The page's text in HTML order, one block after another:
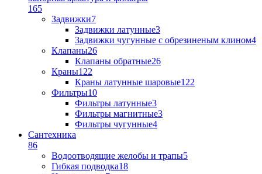
165
Задвижки7
Задвижки латунные3
Задвижки чугунные с обрезиненым клином4
Клапаны26
Клапаны обратные26
Краны122
Краны латунные шаровые122
Фильтры10
Фильтры латунные3
Фильтры магнитные3
Фильтры чугунные4
Сантехника
86
Водоотводящие желобы и трапы5
Гибкая подводка18